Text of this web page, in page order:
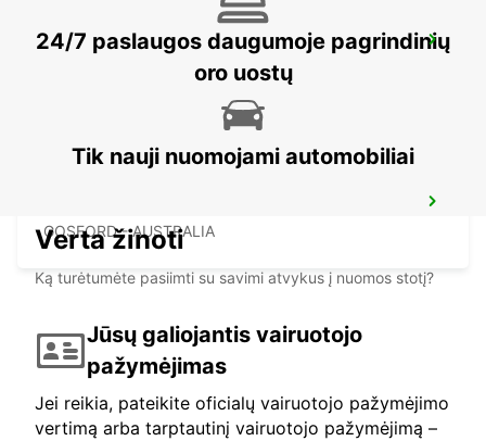
SYDNEY WATERLOO
MASCOT - AUSTRALIA
GOSFORD - AUSTRALIA
24/7 paslaugos daugumoje pagrindinių
oro uostų
Tik nauji nuomojami automobiliai
Verta žinoti
Ką turėtumėte pasiimti su savimi atvykus į nuomos stotį?
Jūsų galiojantis vairuotojo
pažymėjimas
Jei reikia, pateikite oficialų vairuotojo pažymėjimo
vertimą arba tarptautinį vairuotojo pažymėjimą –